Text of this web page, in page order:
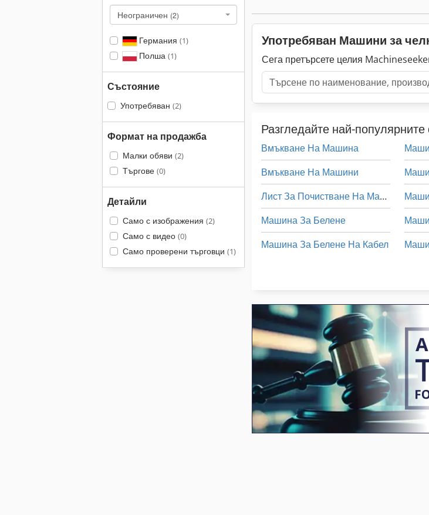
Неограничен (2)
Германия (1)
Полша (1)
Състояние
Употребяван (2)
Формат на продажба
Малки обяви (2)
Търгове (0)
Детайли
Само с изображения (2)
Само с видео (0)
Само проверени търговци (1)
Употребяван Машини за
Сега претърсете целия
Разгледайте най-
Вмъкване На Машина
Вмъкване На Машини
Лист За Почистване На Машини
Машина За Белене
Машина За Белене На Кабел
Машина За Източване
Машина За Обработка На Листов Метал